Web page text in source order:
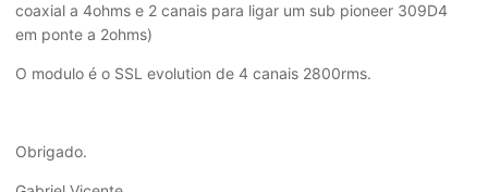
coaxial a 4ohms e 2 canais para ligar um sub pioneer 309D4
em ponte a 2ohms)
O modulo é o SSL evolution de 4 canais 2800rms.
Obrigado.